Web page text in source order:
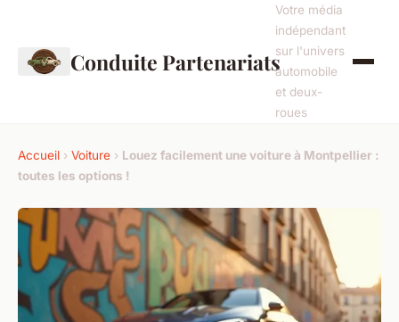
Conduite Partenariats
Votre média
indépendant
sur l'univers
automobile
et deux-
roues
Accueil › Voiture › Louez facilement une voiture à Montpellier :
toutes les options !